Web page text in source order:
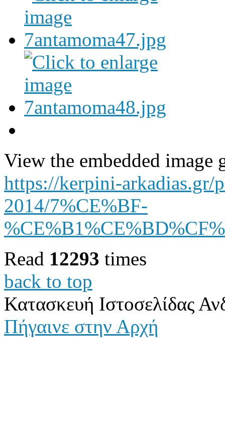
View the embedded image
https://kerpini-arkadias.gr/
2014/7%CE%BF-
Read 12293 times
back to top
Κατασκευή Ιστοσελίδας
Πήγαινε στην Αρχή